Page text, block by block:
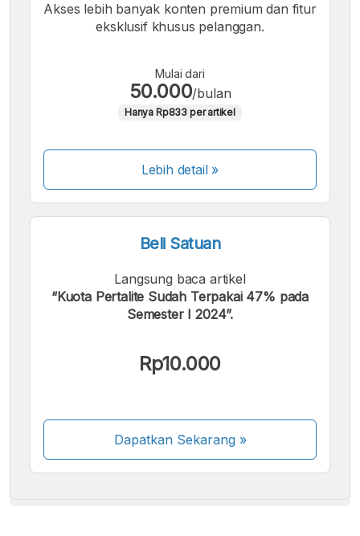
Akses lebih banyak konten premium dan fitur
eksklusif khusus pelanggan.
Mulai dari
50.000/bulan
Hanya Rp833 per artikel
Lebih detail »
Beli Satuan
Langsung baca artikel
“Kuota Pertalite Sudah Terpakai 47% pada
Semester I 2024”.
Rp10.000
Dapatkan Sekarang»
Beberapa metode pembayaran masih dalam